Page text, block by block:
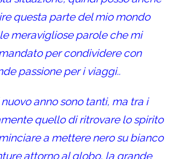
questa parte del mio mondo
meravigliose parole che mi
per condividere con
passione per i viaggi..
anno sono tanti, ma tra i
quello di ritrovare lo spirito
a mettere nero su bianco
attorno al globo, la grande